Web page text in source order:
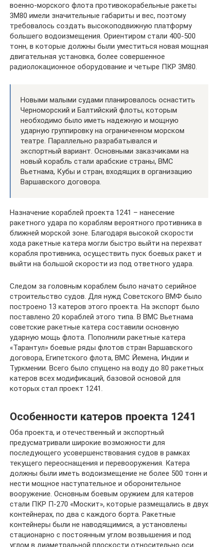
военно-морского флота противокорабельные ракеты
3М80 имели значительные габариты и вес, поэтому
требовалось создать высокоподвижную платформу
большего водоизмещения. Ориентиром стали 400-500
тонн, в которые должны были уместиться новая мощная
двигательная установка, более совершенное
радиолокационное оборудование и четыре ПКР 3М80.
Новыми малыми судами планировалось оснастить
Черноморский и Балтийский флоты, которым
необходимо было иметь надежную и мощную
ударную группировку на ограниченном морском
театре. Параллельно разрабатывался и
экспортный вариант. Основными заказчиками на
новый корабль стали арабские страны, ВМС
Вьетнама, Кубы и стран, входящих в организацию
Варшавского договора.
Назначение кораблей проекта 1241 – нанесение
ракетного удара по кораблям вероятного противника в
ближней морской зоне. Благодаря высокой скорости
хода ракетные катера могли быстро выйти на перехват
корабля противника, осуществить пуск боевых ракет и
выйти на большой скорости из под ответного удара.
Следом за головным кораблем было начато серийное
строительство судов. Для нужд Советского ВМФ было
построено 13 катеров этого проекта. На экспорт было
поставлено 20 кораблей этого типа. В ВМС Вьетнама
советские ракетные катера составили основную
ударную мощь флота. Пополнили ракетные катера
«Тарантул» боевые ряды флотов стран Варшавского
договора, Египетского флота, ВМС Йемена, Индии и
Туркмении. Всего было спущено на воду до 80 ракетных
катеров всех модификаций, базовой основой для
которых стал проект 1241.
Особенности катеров проекта 1241
Оба проекта, и отечественный и экспортный
предусматривали широкие возможности для
последующего усовершенствования судов в рамках
текущего переоснащения и перевооружения. Катера
должны были иметь водоизмещение не более 500 тонн и
нести мощное наступательное и оборонительное
вооружение. Основным боевым оружием для катеров
стали ПКР П-270 «Москит», которые размещались в двух
контейнерах, по два с каждого борта. Ракетные
контейнеры были не наводящимися, а установлены
стационарно с постоянным углом возвышения и под
углом в диаметральной плоскости относительно оси